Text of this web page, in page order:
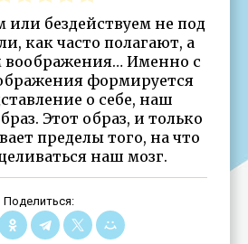
или бездействуем не под
как часто полагают, а
воображения… Именно с
формируется
о себе, наш
Этот образ, и только
пределы того, на что
наш мозг.
Поделиться: